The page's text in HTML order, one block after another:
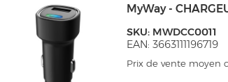
MyWay -
SKU: MWDCC0011
EAN: 3663111196719
Prix de vente moyen